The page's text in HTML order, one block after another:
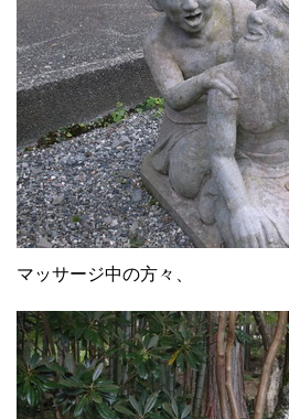
マッサージ中の方々、